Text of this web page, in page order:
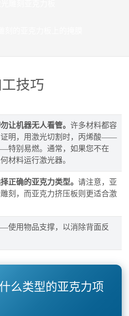
技巧
让机器无人看管。 许多材料都容
证明，用激光切割时，丙烯酸——
特别易燃。通常，如果您不在
材料运行激光器。
正确的亚克力类型。 请注意，亚
刻，而亚克力挤压板则更适合激
使用物品支撑，以消除背面反
么类型的亚克力项